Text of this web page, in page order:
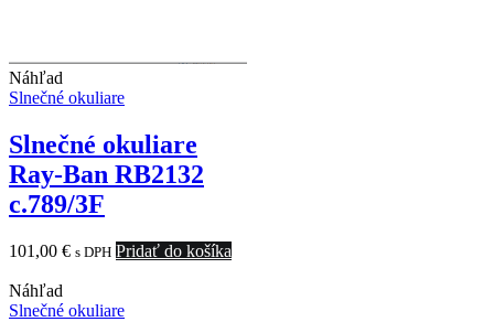
Náhľad
Slnečné okuliare
Slnečné okuliare
Ray-Ban RB2132
c.789/3F
101,00 € s DPH Pridať do košíka
Náhľad
Slnečné okuliare